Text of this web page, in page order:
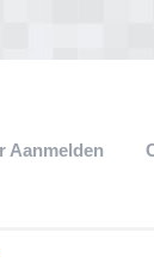
Aanmelden